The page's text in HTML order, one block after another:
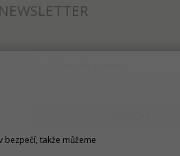
NEWSLETTER
bezpečí, takže můžeme